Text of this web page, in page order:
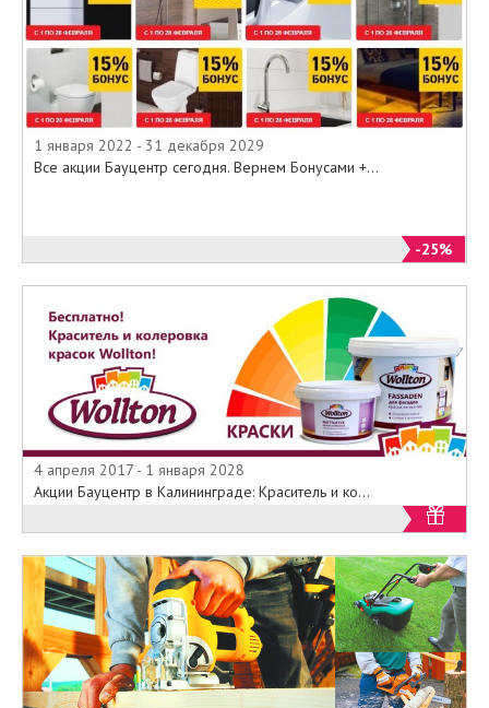
1 января 2022 - 31 декабря 2029
Все акции Бауцентр сегодня. Вернем Бонусами +...
-25%
4 апреля 2017 - 1 января 2028
Акции Бауцентр в Калининграде: Краситель и ко...